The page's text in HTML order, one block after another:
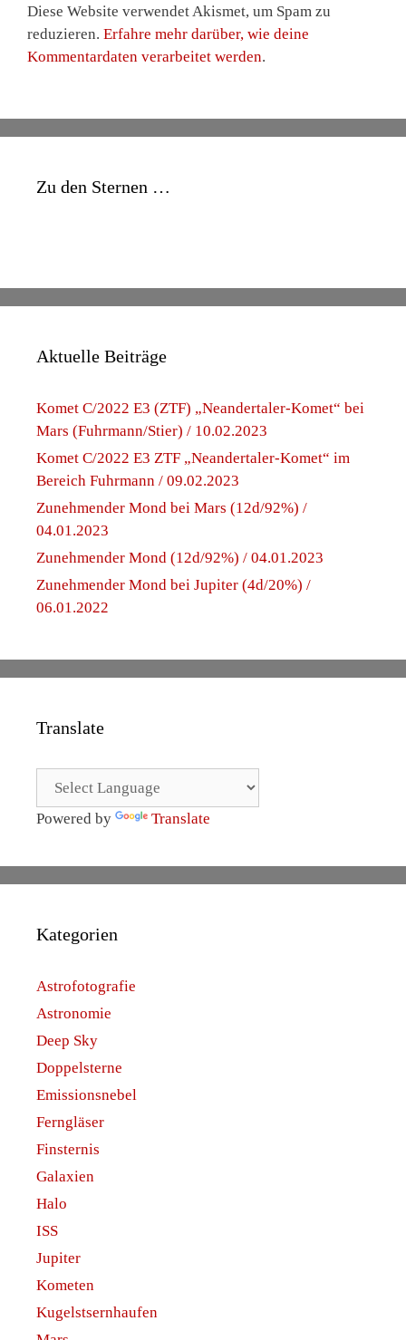
Diese Website verwendet Akismet, um Spam zu
reduzieren. Erfahre mehr darüber, wie deine
Kommentardaten verarbeitet werden.
Zu den Sternen …
Aktuelle Beiträge
Komet C/2022 E3 (ZTF) „Neandertaler-Komet“ bei
Mars (Fuhrmann/Stier) / 10.02.2023
Komet C/2022 E3 ZTF „Neandertaler-Komet“ im
Bereich Fuhrmann / 09.02.2023
Zunehmender Mond bei Mars (12d/92%) /
04.01.2023
Zunehmender Mond (12d/92%) / 04.01.2023
Zunehmender Mond bei Jupiter (4d/20%) /
06.01.2022
Translate
Powered by Translate
Kategorien
Astrofotografie
Astronomie
Deep Sky
Doppelsterne
Emissionsnebel
Ferngläser
Finsternis
Galaxien
Halo
ISS
Jupiter
Kometen
Kugelstsernhaufen